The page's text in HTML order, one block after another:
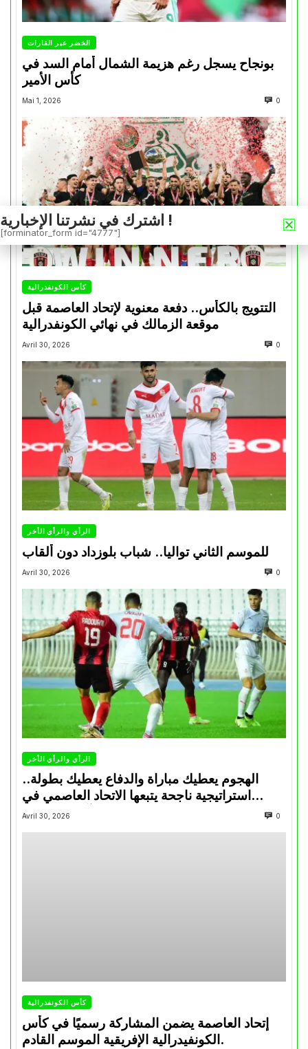
الخضر عبر القارات
بونجاح يسجل رغم هزيمة الشمال أمام السد في
كأس الأمير
Mai 1, 2026 0
كأس الكونفدرالية
التتويج بالكأس.. دفعة معنوية لإتحاد العاصمة قبل
موقعة الزمالك في نهائي الكونفدرالية
Avril 30, 2026 0
الرأي والرأي الأخر
للموسم الثاني تواليا.. شباب بلوزداد دون ألقاب
Avril 30, 2026 0
الرأي والرأي الأخر
الهجوم يعطيك مباراة والدفاع يعطيك بطولة..
استراتيجية ناجحة يتبعها الاتحاد العاصمي في
تتويجاته آخر السنوات
Avril 30, 2026 0
كأس الكونفدرالية
إتحاد العاصمة يضمن المشاركة رسميًا في كأس
الكونفيدرالية الإفريقية الموسم القادم.
اشترك في نشرتنا الإخبارية !
[forminator_form id="4777"]